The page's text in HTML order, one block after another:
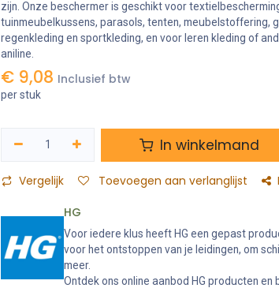
zijn. Onze beschermer is geschikt voor
tuinmeubelkussens, parasols, tenten, meubelstoffering,
regenkleding en sportkleding, en voor leren kleding of
aniline.
€ 9,08 Inclusief btw
per stuk
In winkelmand
Vergelijk Toevoegen aan verlanglijst
HG
Voor iedere klus heeft HG een gepast
voor het ontstoppen van je leidingen, om
meer.
Ontdek ons online aanbod HG producten en